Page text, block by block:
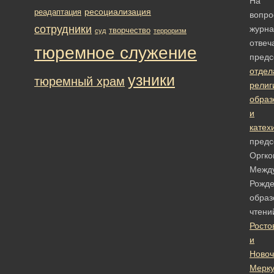
и
и
реадаптация ресоциализация
сотрудники суд творчество терроризм
тюремное служение
тюремный храм узники